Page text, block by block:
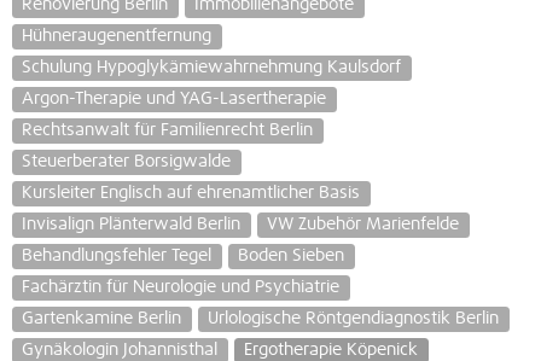
Renovierung Berlin
Immobilienangebote
Hühneraugenentfernung
Schulung Hypoglykämiewahrnehmung Kaulsdorf
Argon-Therapie und YAG-Lasertherapie
Rechtsanwalt für Familienrecht Berlin
Steuerberater Borsigwalde
Kursleiter Englisch auf ehrenamtlicher Basis
Invisalign Plänterwald Berlin
VW Zubehör Marienfelde
Behandlungsfehler Tegel
Boden Sieben
Fachärztin für Neurologie und Psychiatrie
Gartenkamine Berlin
Urlologische Röntgendiagnostik Berlin
Gynäkologin Johannisthal
Ergotherapie Köpenick